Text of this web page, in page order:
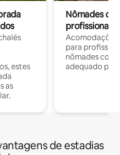
estes
as
Nômades
profissionais
para
nômades com
adequado
de estadias